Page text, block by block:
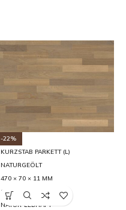
-22%
KURZSTAB PARKETT (L)
NATURGEÖLT
470 × 70 × 11 MM
15 LEBHAFT
NATUR-LEBHAFT